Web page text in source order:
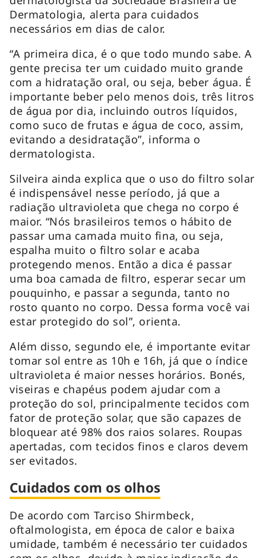
Dermatologia, alerta para cuidados
necessários em dias de calor.
“A primeira dica, é o que todo mundo sabe. A
gente precisa ter um cuidado muito grande
com a hidratação oral, ou seja, beber água. É
importante beber pelo menos dois, três litros
de água por dia, incluindo outros líquidos,
como suco de frutas e água de coco, assim,
evitando a desidratação”, informa o
dermatologista.
Silveira ainda explica que o uso do filtro solar
é indispensável nesse período, já que a
radiação ultravioleta que chega no corpo é
maior. “Nós brasileiros temos o hábito de
passar uma camada muito fina, ou seja,
espalha muito o filtro solar e acaba
protegendo menos. Então a dica é passar
uma boa camada de filtro, esperar secar um
pouquinho, e passar a segunda, tanto no
rosto quanto no corpo. Dessa forma você vai
estar protegido do sol”, orienta.
Além disso, segundo ele, é importante evitar
tomar sol entre as 10h e 16h, já que o índice
ultravioleta é maior nesses horários. Bonés,
viseiras e chapéus podem ajudar com a
proteção do sol, principalmente tecidos com
fator de proteção solar, que são capazes de
bloquear até 98% dos raios solares. Roupas
apertadas, com tecidos finos e claros devem
ser evitados.
Cuidados com os olhos
De acordo com Tarciso Shirmbeck,
oftalmologista, em época de calor e baixa
umidade, também é necessário ter cuidados